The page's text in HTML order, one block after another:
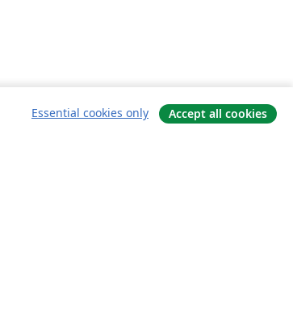
Essential cookies only Accept all cookies